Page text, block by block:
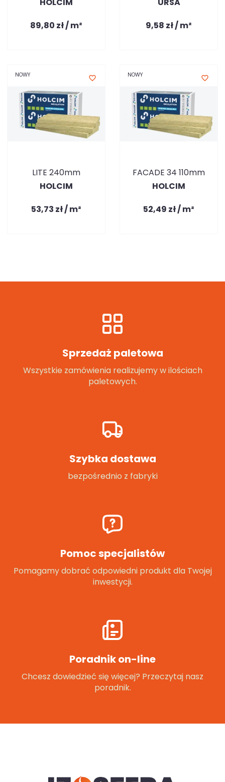
89,80 zł / m²
9,58 zł / m²
NOWY favorite_border
LITE 240mm
HOLCIM
53,73 zł / m²
NOWY favorite_border
FACADE 34 110mm
HOLCIM
52,49 zł / m²
Sprzedaż paletowa
Wszystkie zamówienia realizujemy w ilościach
paletowych.
Szybka dostawa
bezpośrednio z fabryki
Pomoc specjalistów
Pomagamy dobrać odpowiedni produkt dla Twojej
inwestycji.
Poradnik on-line
Chcesz dowiedzieć się więcej? Przeczytaj nasz
poradnik.